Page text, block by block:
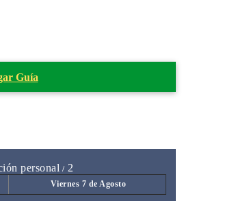
Guía
personal / 2
Viernes 7 de Agosto